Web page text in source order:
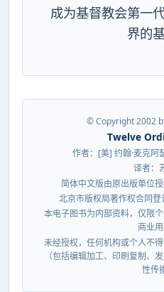
成为基督教会第一
界的
© Copyright 2002
Twelve
作者：[美] 约翰·麦克阿
译者：
简体中文版由原出版单位
北京市版权局著作权合同
本电子图书为内部资料，仅限
商业用
未经授权，任何机构或个人不
（包括编辑加工、印刷复制、
性传